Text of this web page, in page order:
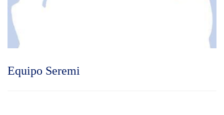
Equipo Seremi